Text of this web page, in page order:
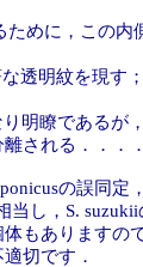
に，この内
透明紋を現
瞭であるが
離される．．
の誤同
し，S.
もありますの
切です．